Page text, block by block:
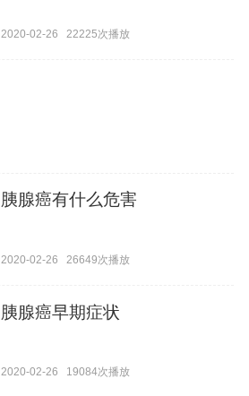
2020-02-26 22225次播放
胰腺癌有什么危害
2020-02-26 26649次播放
胰腺癌早期症状
2020-02-26 19084次播放